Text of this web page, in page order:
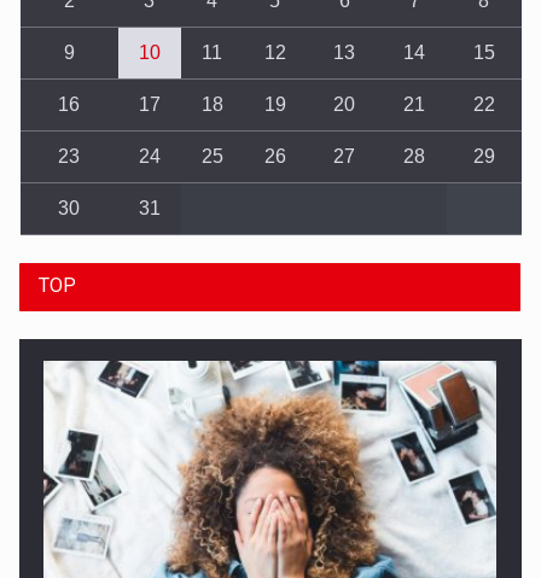
9 10 11 12 13 14 15
16 17 18 19 20 21 22
23 24 25 26 27 28 29
30 31
TOP